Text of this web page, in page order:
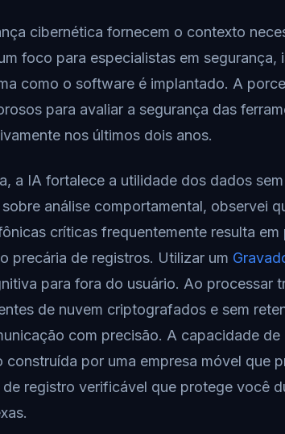
cibernética fornecem o contexto
foco para especialistas em segurança,
como o software é implantado. A
para avaliar a segurança das
nos últimos dois anos.
a IA fortalece a utilidade dos dados
análise comportamental, observei
críticas frequentemente resulta
precária de registros. Utilizar um
para fora do usuário. Ao processar
de nuvem criptografados e sem
com precisão. A capacidade de
por uma empresa móvel que
registro verificável que protege você